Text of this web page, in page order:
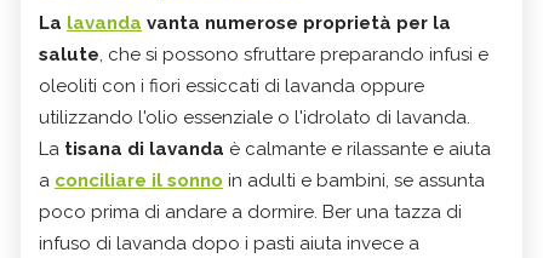
La lavanda vanta numerose proprietà per la
salute, che si possono sfruttare preparando infusi e
oleoliti con i fiori essiccati di lavanda oppure
utilizzando l'olio essenziale o l'idrolato di lavanda.
La tisana di lavanda è calmante e rilassante e aiuta
a conciliare il sonno in adulti e bambini, se assunta
poco prima di andare a dormire. Ber una tazza di
infuso di lavanda dopo i pasti aiuta invece a